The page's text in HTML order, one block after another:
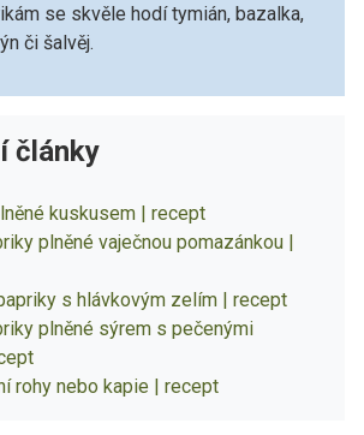
se skvěle hodí tymián, bazalka,
či šalvěj.
články
kuskusem | recept
plněné vaječnou pomazánkou |
s hlávkovým zelím | recept
plněné sýrem s pečenými
rohy nebo kapie | recept